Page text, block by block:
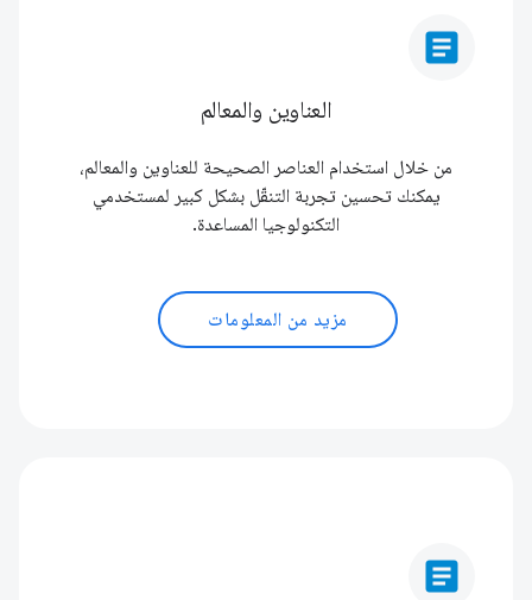
article
العناوين والمعالم
من خلال استخدام العناصر الصحيحة للعناوين والمعالم،
يمكنك تحسين تجربة التنقّل بشكل كبير لمستخدمي
التكنولوجيا المساعدة.
مزيد من المعلومات
article